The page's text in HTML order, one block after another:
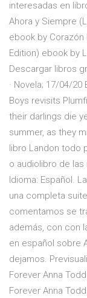
interesadas en
Ahora y Siempre
ebook by Corazón
Edition) ebook by
Descargar libros
· Novela; 17/04/
Boys revisits
their darlings die
summer, as they
libro Landon todo
o audiolibro de
Idioma: Español.
una completa
comentamos se
además, con con
en español sobre
dejamos.
Forever Anna
Forever Anna